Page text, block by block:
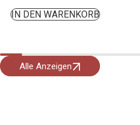
IN DEN WARENKORB
Alle Anzeigen